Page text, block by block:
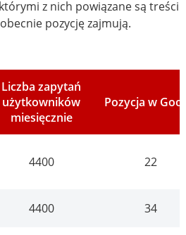
z nich powiązane są treści
pozycję zajmują.
Liczba zapytań
użytkowników
miesięcznie
Pozycja w
4400 22
4400 34